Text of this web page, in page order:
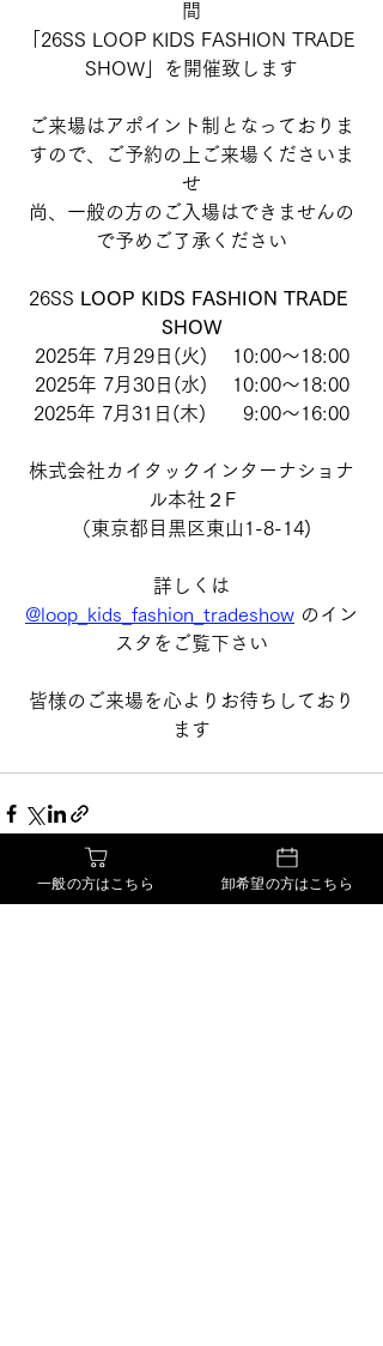
間
「26SS LOOP KIDS FASHION TRADE
SHOW」を開催致します
ご来場はアポイント制となっておりま
すので、ご予約の上ご来場くださいま
せ
尚、一般の方のご入場はできませんの
で予めご了承ください
26SS LOOP KIDS FASHION TRADE
SHOW
2025年 7月29日(火)　 10:00～18:00
2025年 7月30日(水)　 10:00～18:00
2025年 7月31日(木)　   9:00～16:00
株式会社カイタックインターナショナ
ル本社２F
（東京都目黒区東山1-8-14)
詳しくは
@loop_kids_fashion_tradeshow のイン
スタをご覧下さい
皆様のご来場を心よりお待ちしており
ます
最新記事 すべて表示
一般の方はこちら 卸希望の方はこちら